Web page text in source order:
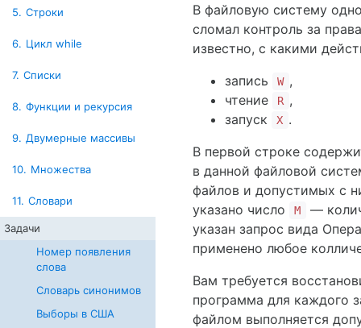
5. Строки
6. Цикл while
7. Списки
8. Функции и рекурсия
9. Двумерные массивы
10. Множества
11. Словари
Задачи
Номер появления
слова
Словарь синонимов
Выборы в США
В файловую систему
сломал контроль за
известно, с какими
запись
W ,
чтение
R ,
запуск
X .
В первой строке
в данной файловой
файлов и допустимых с
указано чиcло
M
—
указан запрос вида
применено любое
Вам требуется
программа для каждого
файлом выполняется